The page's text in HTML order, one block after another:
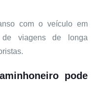
com o veículo em
viagens de longa
pode